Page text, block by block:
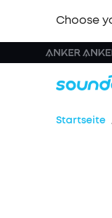
Choose
Startseite